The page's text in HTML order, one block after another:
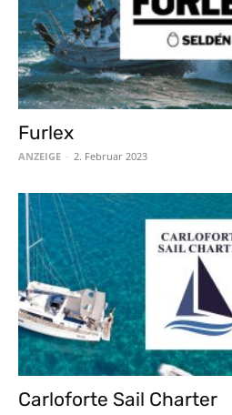
Furlex
ANZEIGE - 2. Februar 2023
Carloforte Sail Charter